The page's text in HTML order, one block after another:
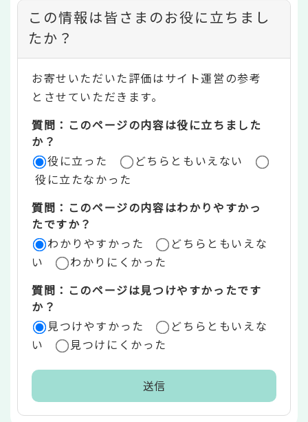
コ
ン
テ
ン
ツ
評
価
リ
ア
この情報は皆さまのお役に立ちまし
たか？
お寄せいただいた評価はサイト運営の参考
とさせていただきます。
質問：このページの内容は役に立ちました
か？
役に立った
どちらともいえない
役に立たなかった
質問：このページの内容はわかりやすかっ
たですか？
わかりやすかった
どちらともいえな
い
わかりにくかった
質問：このページは見つけやすかったです
か？
見つけやすかった
どちらともいえな
い
見つけにくかった